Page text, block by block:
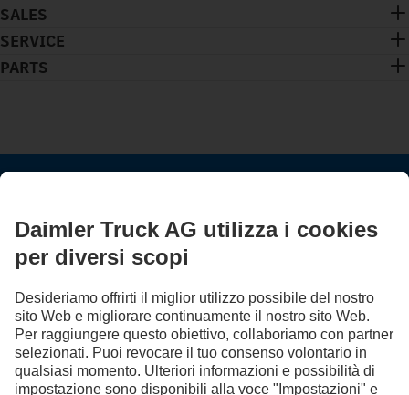
SALES
SERVICE
PARTS
Scopri Mercedes-Benz Trucks sui nostri canali digitali.